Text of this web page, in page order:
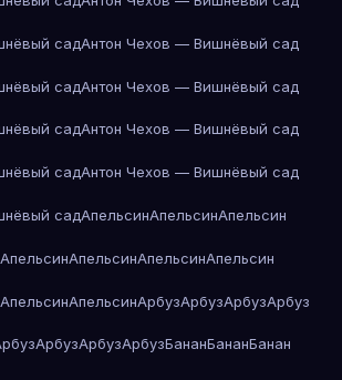
садАнтон Чехов — Вишнёвый сад
садАнтон Чехов — Вишнёвый сад
садАнтон Чехов — Вишнёвый сад
садАнтон Чехов — Вишнёвый сад
садАпельсинАпельсинАпельсин
АпельсинАпельсинАпельсинАпельсин
АпельсинАпельсинАрбузАрбузАрбузАрбуз
АрбузАрбузАрбузБананБананБанан